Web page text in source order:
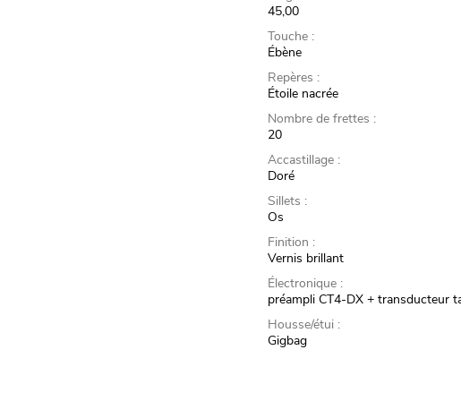
45,00
Touche :
Ébène
Repères :
Étoile nacrée
Nombre de frettes :
20
Accastillage :
Doré
Sillets :
Os
Finition :
Vernis brillant
Électronique :
préampli CT4-DX + transducteur
Housse/étui :
Gigbag